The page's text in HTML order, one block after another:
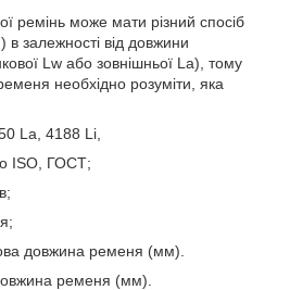
ремінь може мати різний спосіб
залежності від довжини
Lw або зовнішньої La), тому
необхідно розуміти, яка
La, 4188 Li,
ISO, ГОСТ;
довжина ременя (мм).
ременя (мм).